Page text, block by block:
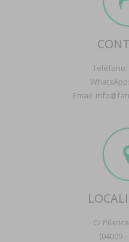
Teléfono:
Email:
C/
(04009